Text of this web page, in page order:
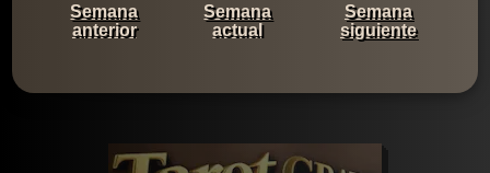
Semana
anterior
Semana
actual
Semana
siguiente